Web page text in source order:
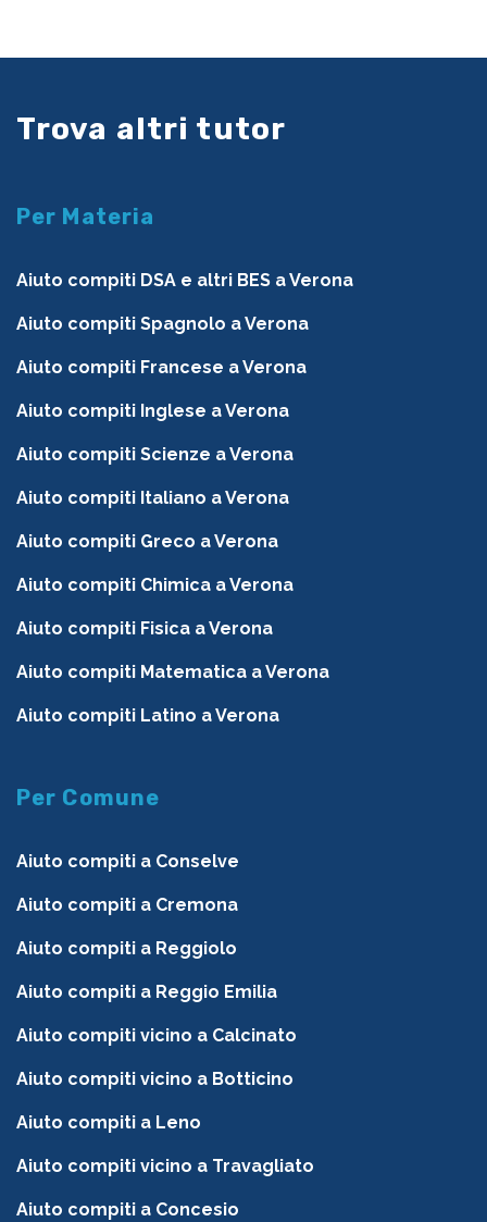
Trova altri tutor
Per Materia
Aiuto compiti DSA e altri BES a Verona
Aiuto compiti Spagnolo a Verona
Aiuto compiti Francese a Verona
Aiuto compiti Inglese a Verona
Aiuto compiti Scienze a Verona
Aiuto compiti Italiano a Verona
Aiuto compiti Greco a Verona
Aiuto compiti Chimica a Verona
Aiuto compiti Fisica a Verona
Aiuto compiti Matematica a Verona
Aiuto compiti Latino a Verona
Per Comune
Aiuto compiti a Conselve
Aiuto compiti a Cremona
Aiuto compiti a Reggiolo
Aiuto compiti a Reggio Emilia
Aiuto compiti vicino a Calcinato
Aiuto compiti vicino a Botticino
Aiuto compiti a Leno
Aiuto compiti vicino a Travagliato
Aiuto compiti a Concesio